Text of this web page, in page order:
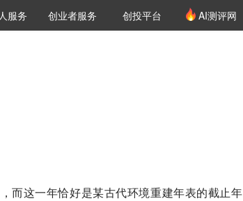
资机构库
职位推介
服务 创投氪堂
创业者服务 创投平台 AI测评网
而这一年恰好是某古代环境重建年表的截止年